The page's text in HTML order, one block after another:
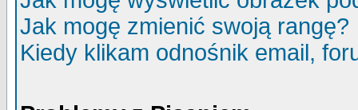
Jak mogę zmienić swoją rangę?
Kiedy klikam odnośnik email,